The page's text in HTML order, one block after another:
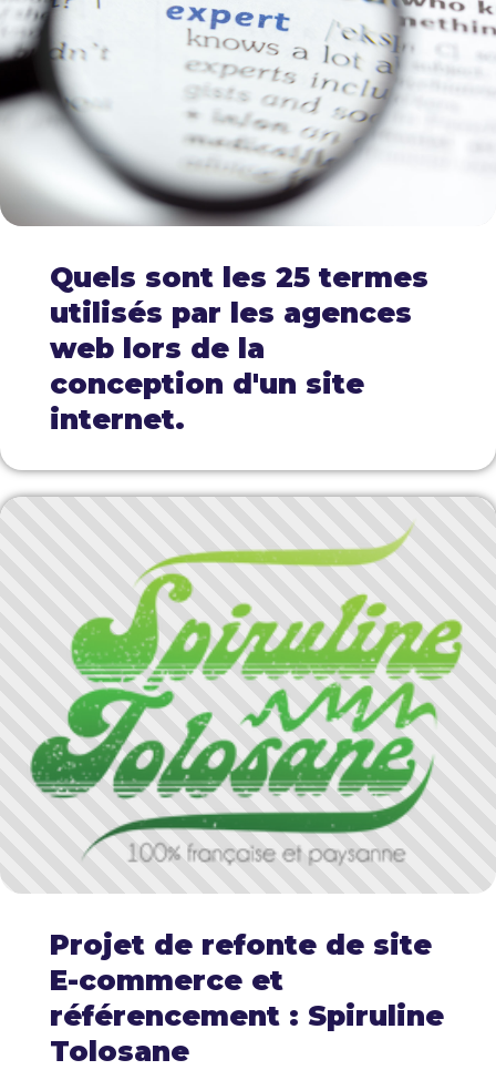
Quels sont les 25 termes
utilisés par les agences
web lors de la
conception d'un site
internet.
Projet de refonte de site
E-commerce et
référencement : Spiruline
Tolosane